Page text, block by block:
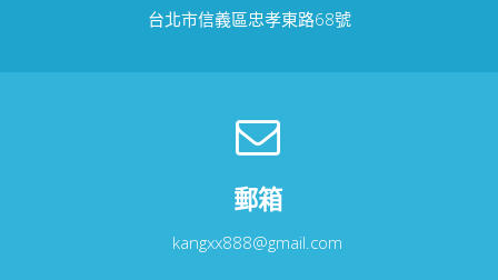
台北市信義區忠孝東路68號
郵箱
kangxx888@gmail.com